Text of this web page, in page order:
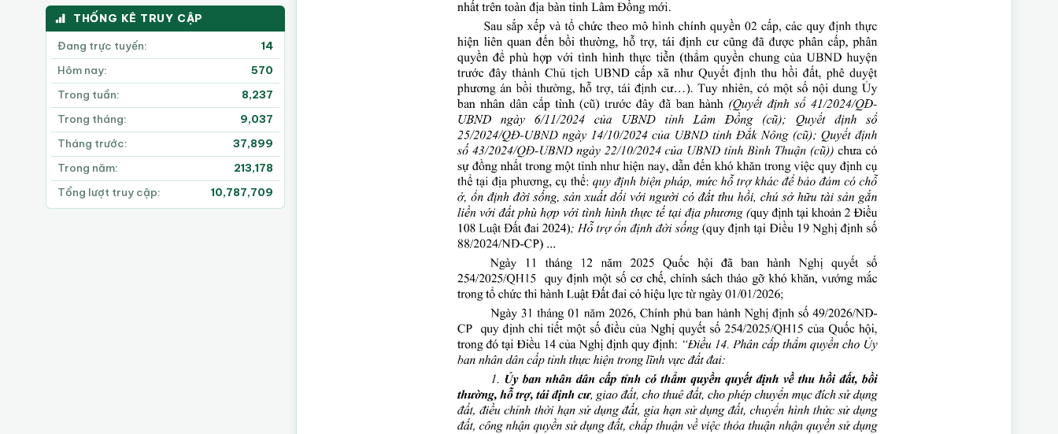
THỐNG KÊ TRUY CẬP
Đang trực tuyến:
14
Hôm nay:
570
Trong tuần:
8,237
Trong tháng:
9,037
Tháng trước:
37,899
Trong năm:
213,178
Tổng lượt truy cập:
10,787,709